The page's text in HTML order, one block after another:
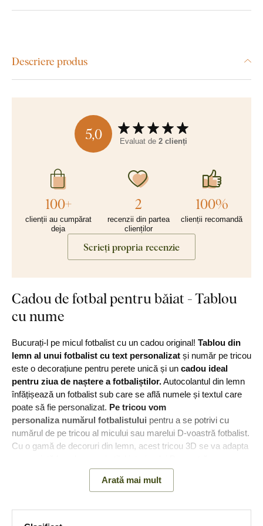
Descriere produs
5,0 Evaluat de 2 clienți
100+
clienții au cumpărat
deja
2
recenzii din partea
clienților
100%
clienții recomandă
Scrieți propria recenzie
Cadou de fotbal pentru băiat - Tablou
cu nume
Bucurați-l pe micul fotbalist cu un cadou original! Tablou din
lemn al unui fotbalist cu text personalizat și număr pe tricou
este o decorațiune pentru perete unică și un cadou ideal
pentru ziua de naștere a fotbaliștilor.Autocolantul din lemn
înfățișează un fotbalist sub care se află numele și textul care
poate să fie personalizat. Pe tricou vom
personaliza numărul fotbalistului pentru a se potrivi cu
numărul de pe tricou al micului sau marelui D-voastră fotbalist.
Cu o gamă de decoruri din lemn, acest tricou 3D se va adapta
Arată mai mult